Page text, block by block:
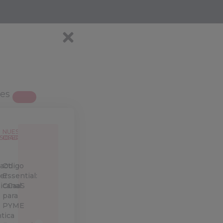
NUESTRAS
OFERTAS
Odigo
Essential:
CCaaS
para
PYME